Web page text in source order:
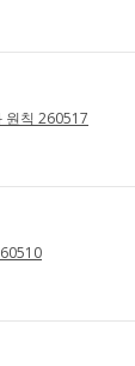
원칙 260517